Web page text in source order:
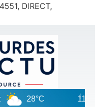
DIRECT,
28°C 11 Août